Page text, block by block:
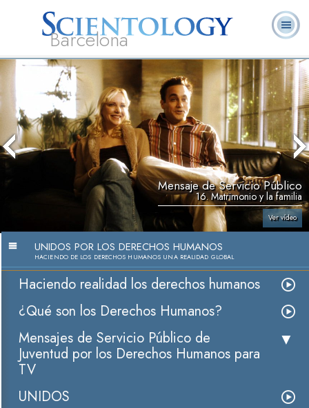
Barcelona
L. Ronald
¿Qué es
Scientology?
Ministros
Voluntarios
Preguntas más
frecuentes
Libros
Mensaje de Servicio Público
16. Matrimonio y la familia
Ver vídeo
UNIDOS POR LOS DERECHOS HUMANOS
HACIENDO DE LOS DERECHOS HUMANOS UNA REALIDAD GLOBAL
Haciendo realidad los derechos humanos
¿Qué son los Derechos Humanos?
Mensajes de Servicio Público de
Juventud por los Derechos Humanos para
TV
UNIDOS